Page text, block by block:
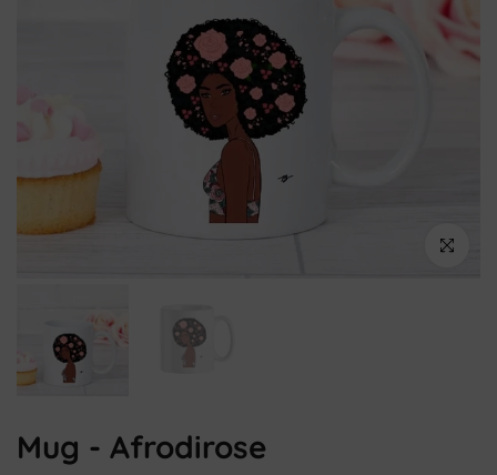
Cliquez
Mug - Afrodirose